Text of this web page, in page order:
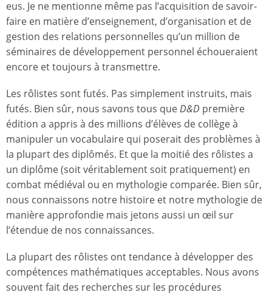
eus. Je ne mentionne même pas l’acquisition de savoir-
faire en matière d’enseignement, d’organisation et de
gestion des relations personnelles qu’un million de
séminaires de développement personnel échoueraient
encore et toujours à transmettre.
Les rôlistes sont futés. Pas simplement instruits, mais
futés. Bien sûr, nous savons tous queD&D première
édition a appris à des millions d’élèves de collège à
manipuler un vocabulaire qui poserait des problèmes à
la plupart des diplômés. Et que la moitié des rôlistes a
un diplôme (soit véritablement soit pratiquement) en
combat médiéval ou en mythologie comparée. Bien sûr,
nous connaissons notre histoire et notre mythologie de
manière approfondie mais jetons aussi un œil sur
l’étendue de nos connaissances.
La plupart des rôlistes ont tendance à développer des
compétences mathématiques acceptables. Nous avons
souvent fait des recherches sur les procédures